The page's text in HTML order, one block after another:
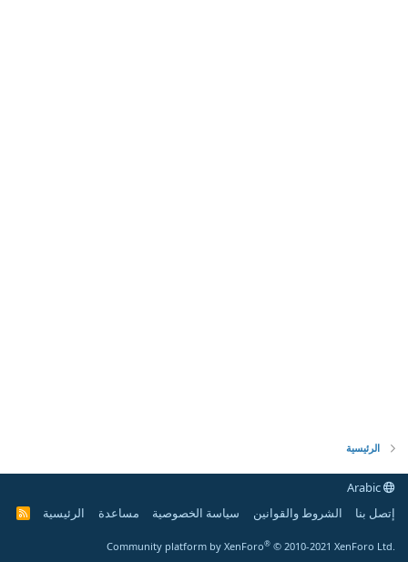
الرئيسية
إتصل بنا
الشروط والقوانين سياسة الخصوصية مساعدة الرئيسية
R
Community platform by XenForo® © 2010-2021 XenForo Ltd.